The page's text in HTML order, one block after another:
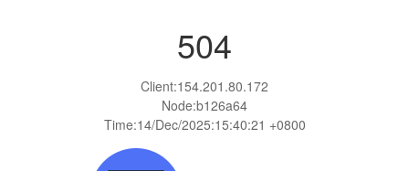
504
Client:154.201.80.172
Node:b126a64
Time:14/Dec/2025:15:40:21 +0800